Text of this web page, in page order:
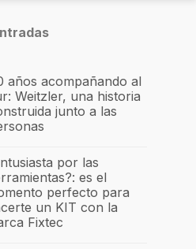
años acompañando al
Weitzler, una historia
junto a las
por las
es el
perfecto para
un KIT con la
Fixtec